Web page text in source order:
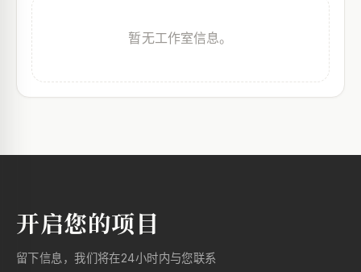
暂无工作室信息。
开启您的项目
留下信息，我们将在24小时内与您联系